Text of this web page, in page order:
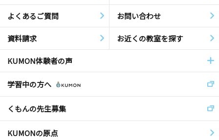
よくあるご質問 お問い合わせ
資料請求 お近くの教室を探す
KUMON体験者の声
学習中の方へ
くもんの先生募集
KUMONの原点